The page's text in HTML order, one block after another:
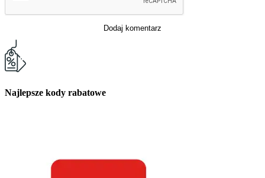
Dodaj komentarz
Najlepsze kody rabatowe